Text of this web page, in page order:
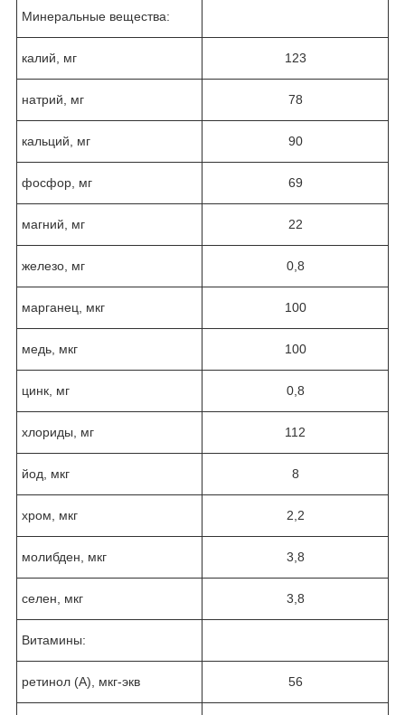
Минеральные вещества:
калий, мг 123
натрий, мг 78
кальций, мг 90
фосфор, мг 69
магний, мг 22
железо, мг 0,8
марганец, мкг 100
медь, мкг 100
цинк, мг 0,8
хлориды, мг 112
йод, мкг 8
хром, мкг 2,2
молибден, мкг 3,8
селен, мкг 3,8
Витамины:
ретинол (А), мкг-экв 56